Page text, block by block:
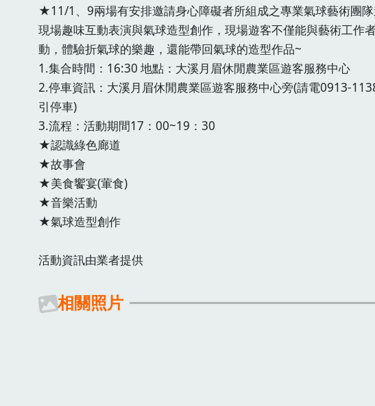
★11/1、9兩場有安排邀請身心障礙者所組成之專業氣球藝術團
現場趣味互動表演與氣球造型創作，現場遊客不僅能與藝術工作
動，體驗折氣球的樂趣，還能帶回氣球的造型作品~
1.集合時間：16:30 地點：大溪月眉休閒農業區遊客服務中心
2.停車資訊：大溪月眉休閒農業區遊客服務中心旁(請電0913-
引停車)
3.流程：活動期間17：00~19：30
★認識綠色廊道
★故事會
★美食饗宴(葷食)
★音樂活動
★氣球造型創作
活動資訊由業者提供
相關照片